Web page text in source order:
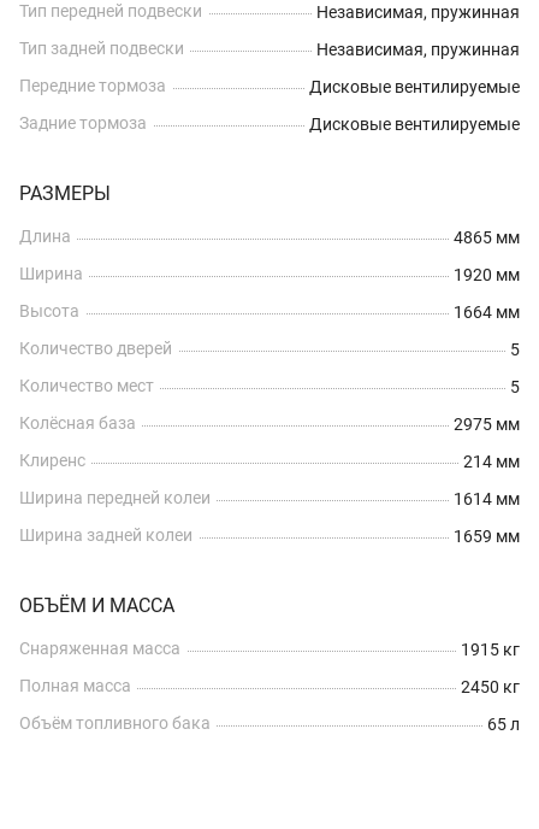
Тип передней подвески
Независимая, пружинная
Тип задней подвески
Независимая, пружинная
Передние тормоза
Дисковые вентилируемые
Задние тормоза
Дисковые вентилируемые
РАЗМЕРЫ
Длина
4865 мм
Ширина
1920 мм
Высота
1664 мм
Количество дверей
5
Количество мест
5
Колёсная база
2975 мм
Клиренс
214 мм
Ширина передней колеи
1614 мм
Ширина задней колеи
1659 мм
ОБЪЁМ И МАССА
Снаряженная масса
1915 кг
Полная масса
2450 кг
Объём топливного бака
65 л